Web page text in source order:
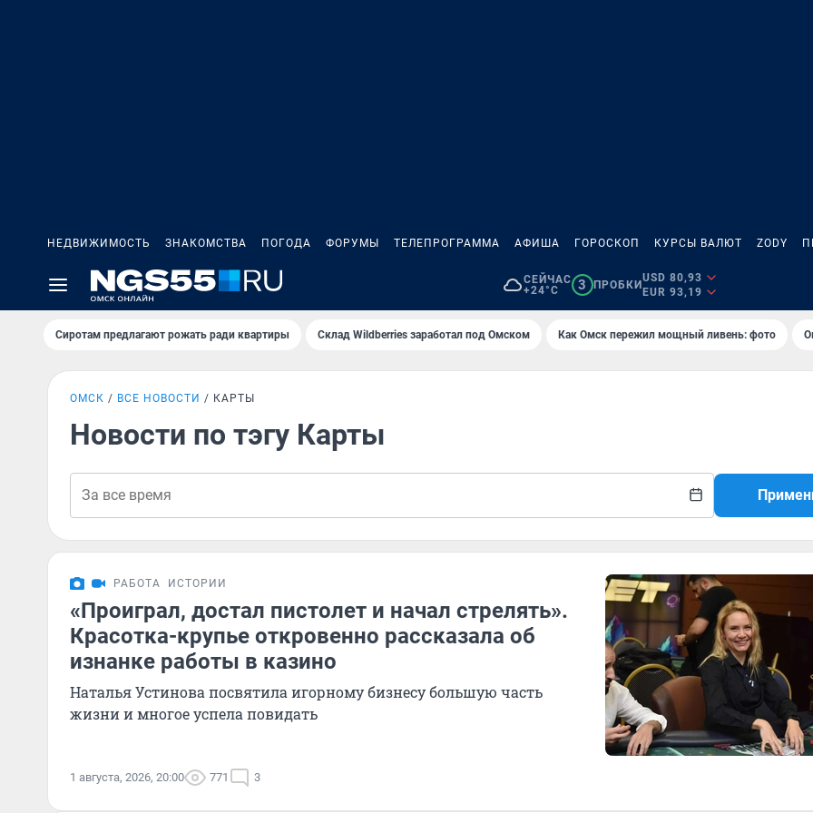
НЕДВИЖИМОСТЬ ЗНАКОМСТВА ПОГОДА ФОРУМЫ ТЕЛЕПРОГРАММА АФИША ГОРОСКОП КУРСЫ ВАЛЮТ ZODY
СЕЙЧАС
+24°C
3 ПРОБКИ
USD 80,93
EUR 93,19
Сиротам предлагают рожать ради квартиры Склад Wildberries заработал под Омском Как Омск пережил мощный ливень: фото
ОМСК ВСЕ НОВОСТИ КАРТЫ
Новости по тэгу Карты
РАБОТА ИСТОРИИ
«Проиграл, достал пистолет и начал стрелять».
Красотка-крупье откровенно рассказала об
изнанке работы в казино
Наталья Устинова посвятила игорному бизнесу большую часть
жизни и многое успела повидать
1 августа, 2026, 20:00 771 3